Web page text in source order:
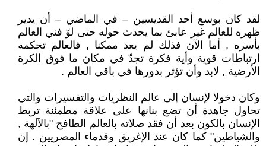
لقد كان بوسع أحد القديسين – في الماضي – أن يدير
ظهره للعالم غير عابئ بما يحدث حوله حتى لوّ فني العالم
بأسره , أما الآن فذلك لم يعد ممكنا , فالعالم تحكمه
ارتباطات قوية وأية فكرة تجدّ في مكان ما فوق الكرة
الأرضية , لابد وأن تؤثر بدورها في باقي العالم .
وكان دخولا لإنسان إلى عالم النظريات والتفسيرات والتي
تحاول جاهدة أن تضع بنانها على علاقة مطمئنة تربط
الإنسان بالكون بعد أن فقد صلاته بالعالم الطافح "بالآلهة ,
والشياطين" كما كان عند الإغريق وقدماء المصريين . إن